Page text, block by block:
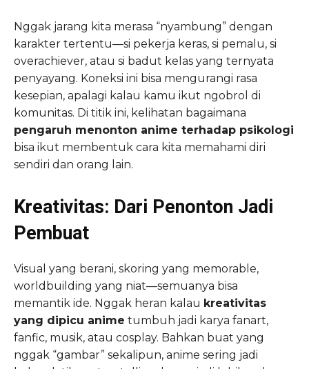
Nggak jarang kita merasa “nyambung” dengan
karakter tertentu—si pekerja keras, si pemalu, si
overachiever, atau si badut kelas yang ternyata
penyayang. Koneksi ini bisa mengurangi rasa
kesepian, apalagi kalau kamu ikut ngobrol di
komunitas. Di titik ini, kelihatan bagaimana
pengaruh menonton anime terhadap psikologi
bisa ikut membentuk cara kita memahami diri
sendiri dan orang lain.
Kreativitas: Dari Penonton Jadi
Pembuat
Visual yang berani, skoring yang memorable,
worldbuilding yang niat—semuanya bisa
memantik ide. Nggak heran kalau kreativitas
yang dipicu anime tumbuh jadi karya fanart,
fanfic, musik, atau cosplay. Bahkan buat yang
nggak “gambar” sekalipun, anime sering jadi